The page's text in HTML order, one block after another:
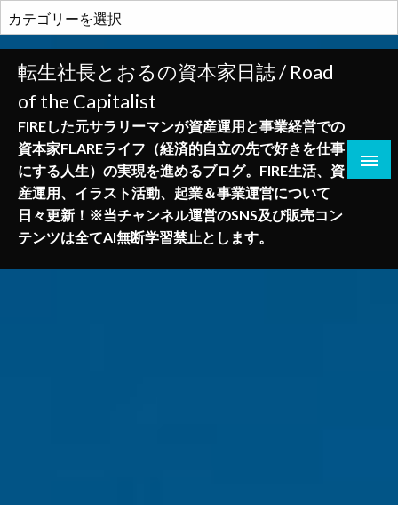
ン
テ
テ
転生社長とおるの資本家日誌 / Road
of the Capitalist
FIREした元サラリーマンが資産運用と事業経営での
資本家FLAREライフ（経済的自立の先で好きを仕事
にする人生）の実現を進めるブログ。FIRE生活、資
産運用、イラスト活動、起業＆事業運営について
日々更新！※当チャンネル運営のSNS及び販売コン
テンツは全てAI無断学習禁止とします。